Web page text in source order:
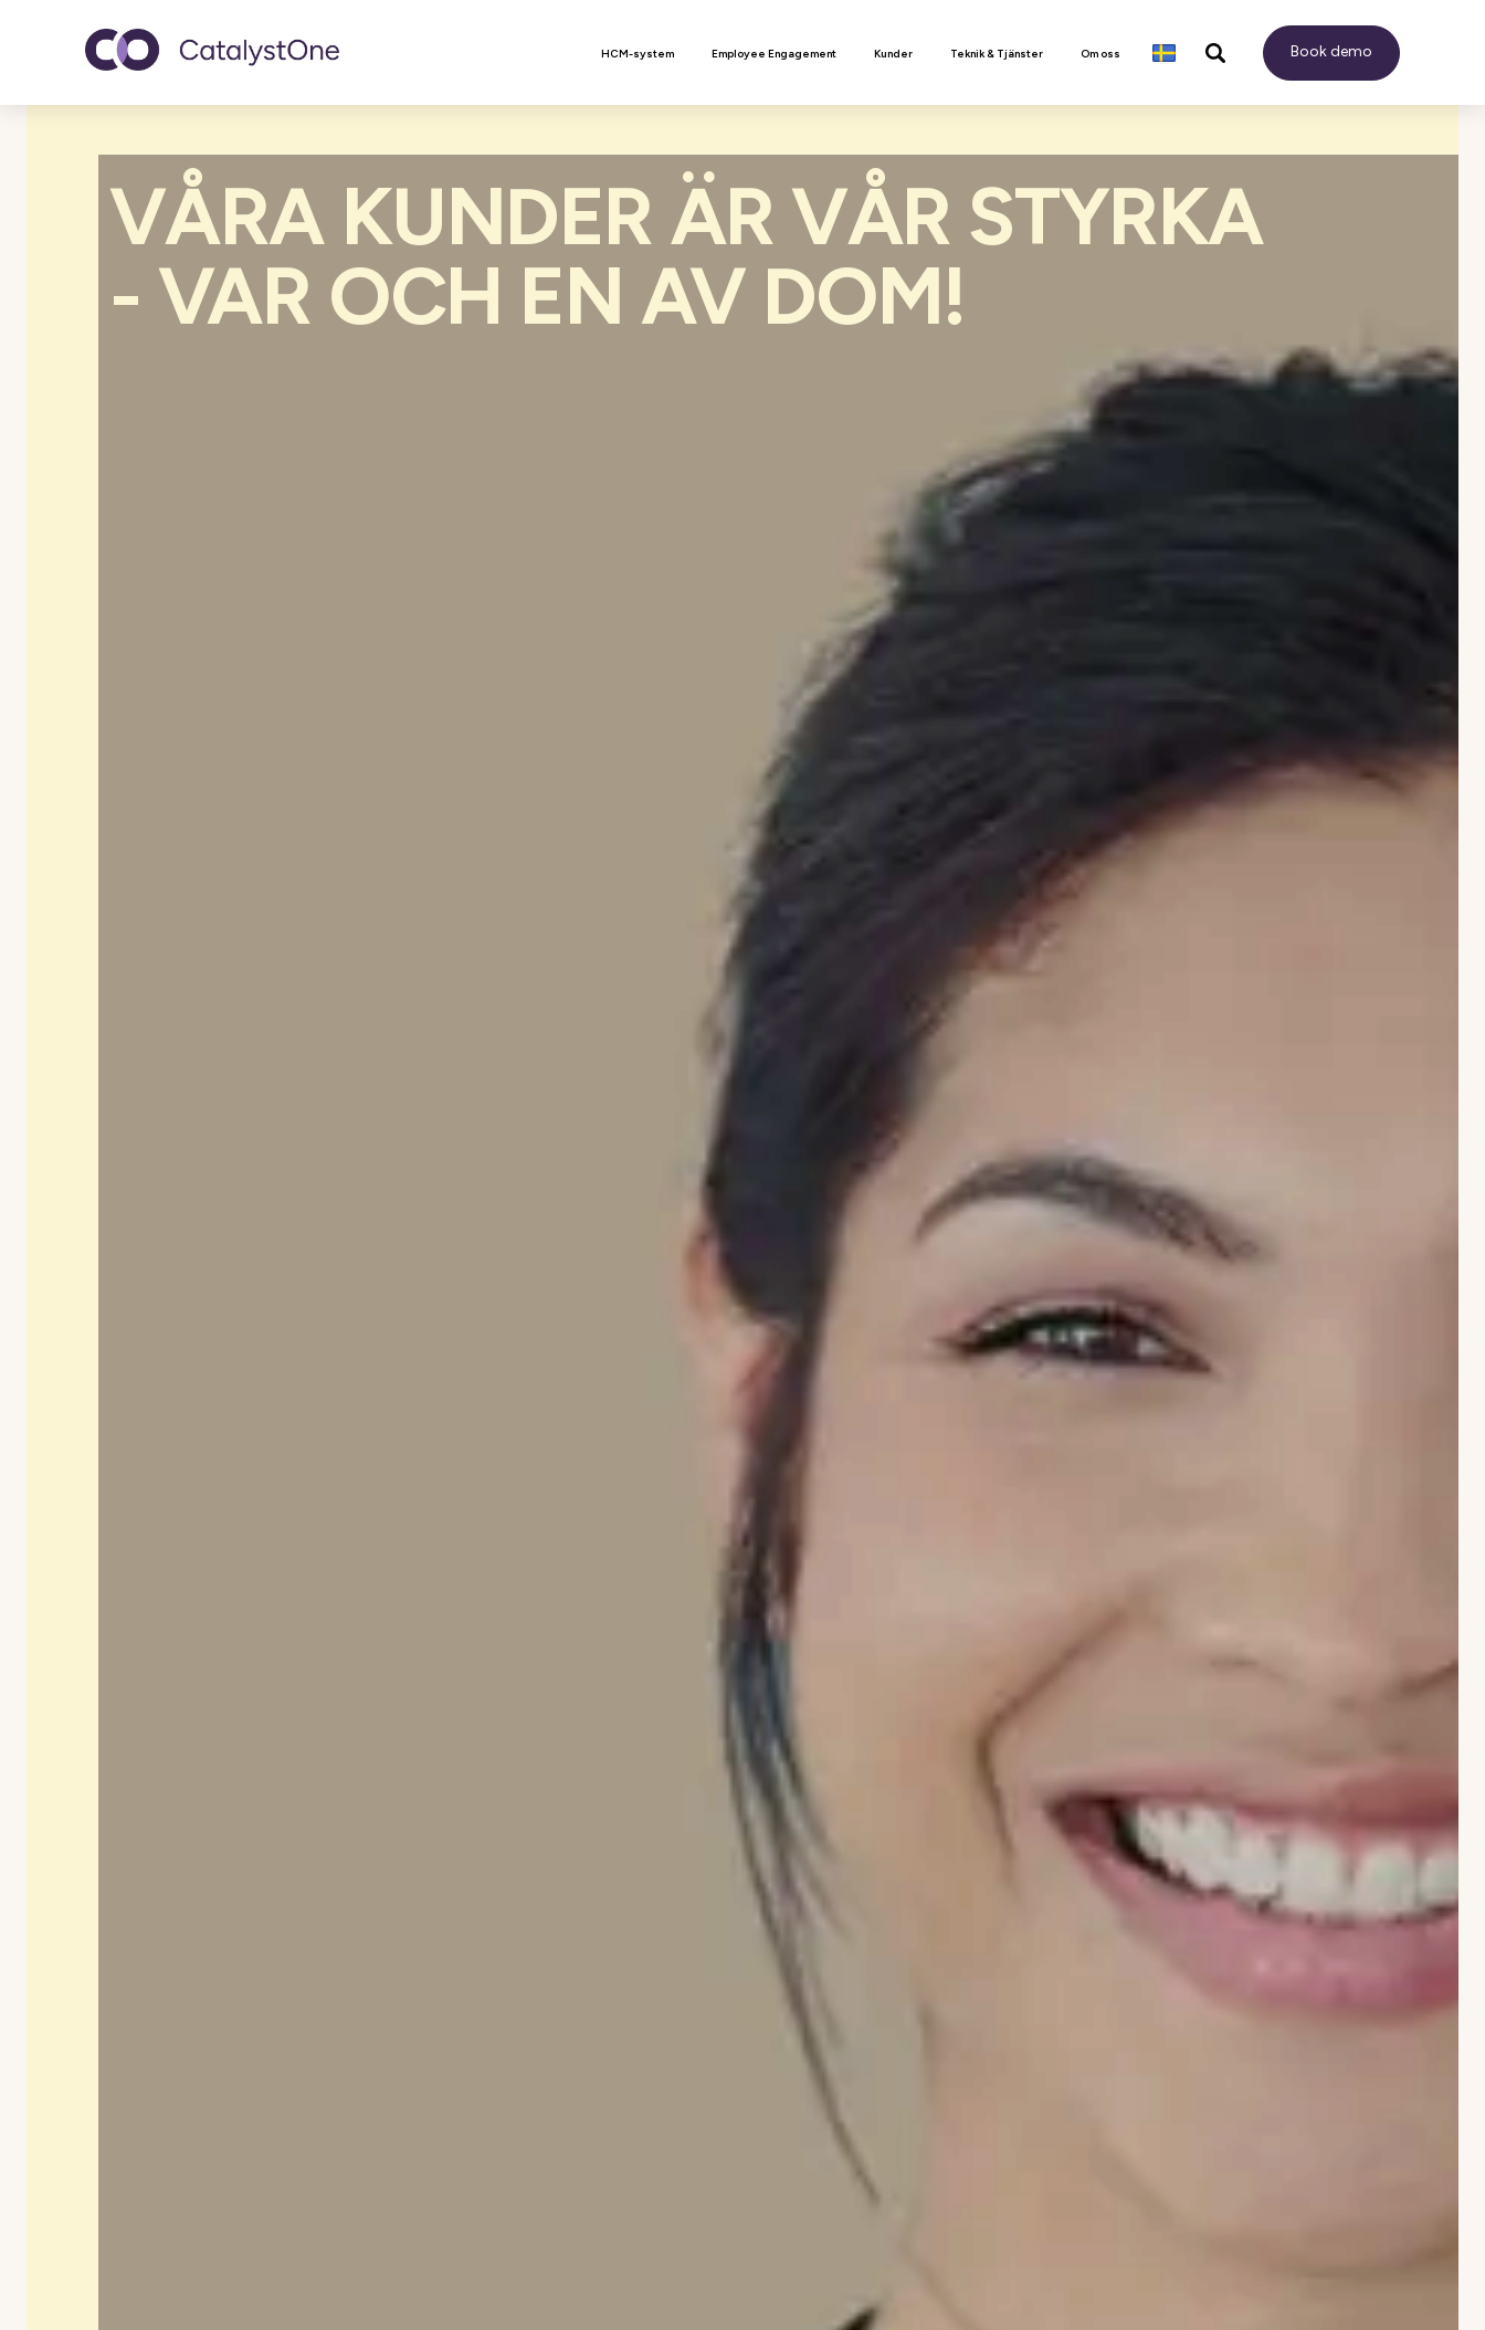
Toggle navigation HCM-system Employee Engagement Kunder Teknik & Tjänster Om oss Book demo
VÅRA KUNDER ÄR VÅR STYRKA
- VAR OCH EN AV DOM!